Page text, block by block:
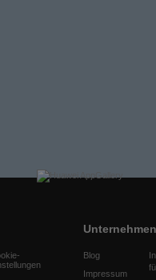
Unternehmen
Blog
Impressum